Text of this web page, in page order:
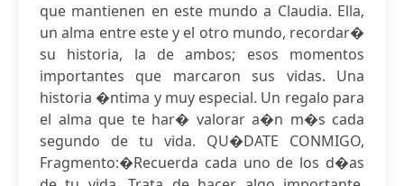
que mantienen en este mundo a Claudia. Ella,
un alma entre este y el otro mundo, recordar�
su historia, la de ambos; esos momentos
importantes que marcaron sus vidas. Una
historia �ntima y muy especial. Un regalo para
el alma que te har� valorar a�n m�s cada
segundo de tu vida. QU�DATE CONMIGO,
Fragmento:�Recuerda cada uno de los d�as